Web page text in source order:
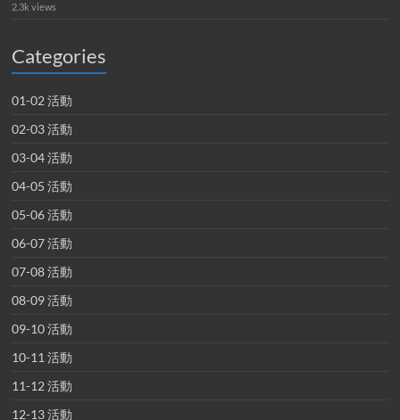
2.3k views
Categories
01-02 活動
02-03 活動
03-04 活動
04-05 活動
05-06 活動
06-07 活動
07-08 活動
08-09 活動
09-10 活動
10-11 活動
11-12 活動
12-13 活動